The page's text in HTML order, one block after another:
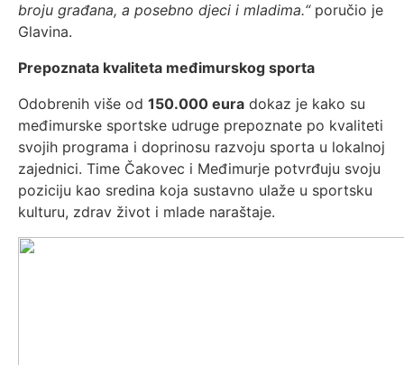
broju građana, a posebno djeci i mladima.“poručio je
Glavina.
Prepoznata kvaliteta međimurskog sporta
Odobrenih više od 150.000 eura dokaz je kako su
međimurske sportske udruge prepoznate po kvaliteti
svojih programa i doprinosu razvoju sporta u lokalnoj
zajednici. Time Čakovec i Međimurje potvrđuju svoju
poziciju kao sredina koja sustavno ulaže u sportsku
kulturu, zdrav život i mlade naraštaje.